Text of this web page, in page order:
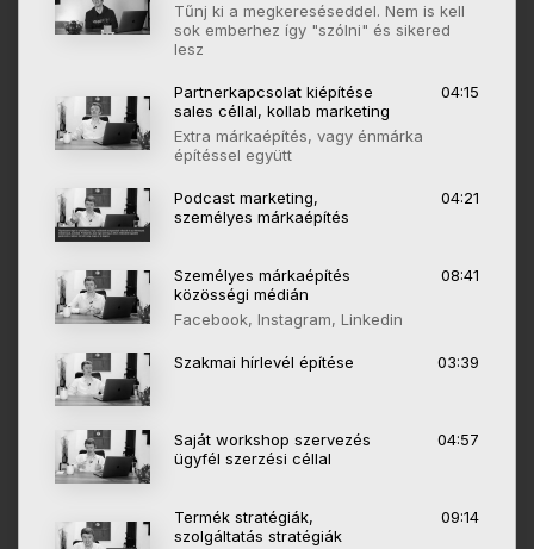
Tűnj ki a megkereséseddel. Nem is kell
sok emberhez így "szólni" és sikered
lesz
Partnerkapcsolat kiépítése
sales céllal, kollab marketing
04:15
Extra márkaépítés, vagy énmárka
építéssel együtt
Podcast marketing,
személyes márkaépítés
04:21
Személyes márkaépítés
közösségi médián
08:41
Facebook, Instagram, Linkedin
Szakmai hírlevél építése 03:39
Saját workshop szervezés
ügyfél szerzési céllal
04:57
Termék stratégiák,
szolgáltatás stratégiák
09:14